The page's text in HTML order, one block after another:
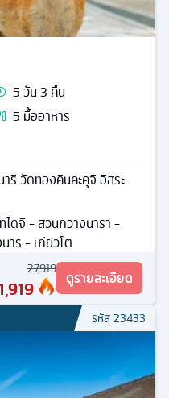
5วัน3 คืน
5 มื้ออาหาร
ริ วัดทองคินคะคุจิ อิสระ
ไดจิ - สวนกวางนารา -
าริ - เกียวโต
27,919 ดูรายละเอียด
รหัส23433